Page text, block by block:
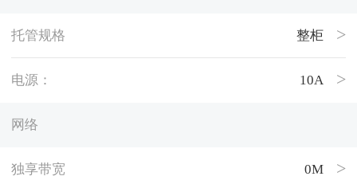
托管规格 整柜
电源： 10A
网络
独享带宽 0M